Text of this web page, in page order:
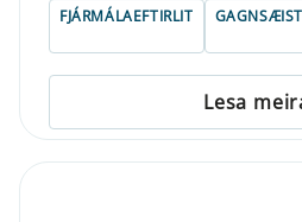
FJÁRMÁLAEFTIRLIT
Lesa